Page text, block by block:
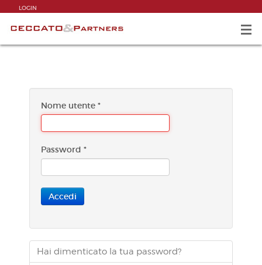
LOGIN
Nome utente *
Password *
Accedi
Hai dimenticato la tua password?